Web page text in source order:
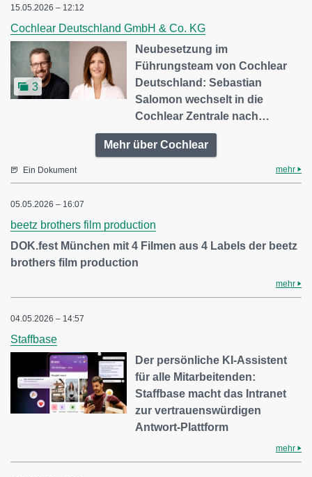
15.05.2026 – 12:12
Cochlear Deutschland GmbH & Co. KG
3
Neubesetzung im
Führungsteam von Cochlear
Deutschland: Sebastian
Salomon wechselt in die
Cochlear Zentrale nach…
Mehr über Cochlear
Ein Dokument mehr
05.05.2026 – 16:07
beetz brothers film production
DOK.fest München mit 4 Filmen aus 4 Labels der beetz
brothers film production
mehr
04.05.2026 – 14:57
Staffbase
Der persönliche KI-Assistent
für alle Mitarbeitenden:
Staffbase macht das Intranet
zur vertrauenswürdigen
Antwort-Plattform
mehr